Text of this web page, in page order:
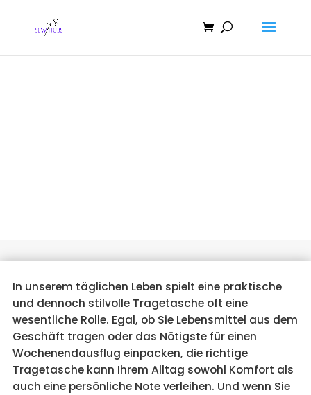
In unserem täglichen Leben spielt eine praktische
und dennoch stilvolle Tragetasche oft eine
wesentliche Rolle. Egal, ob Sie Lebensmittel aus dem
Geschäft tragen oder das Nötigste für einen
Wochenendausflug einpacken, die richtige
Tragetasche kann Ihrem Alltag sowohl Komfort als
auch eine persönliche Note verleihen. Und wenn Sie